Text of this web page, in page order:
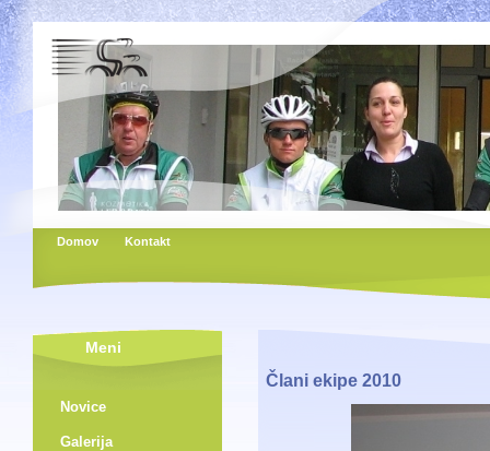
Domov Kontakt
Meni
Novice
Galerija
Člani ekipe 2010